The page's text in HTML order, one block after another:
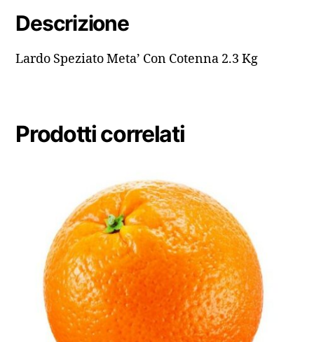
Descrizione
Lardo Speziato Meta’ Con Cotenna 2.3 Kg
Prodotti correlati